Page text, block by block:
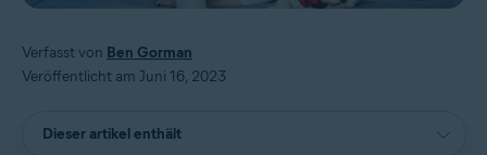
Verfasst von Ben Gorman
Veröffentlicht am Juni 16, 2023
Dieser artikel enthält